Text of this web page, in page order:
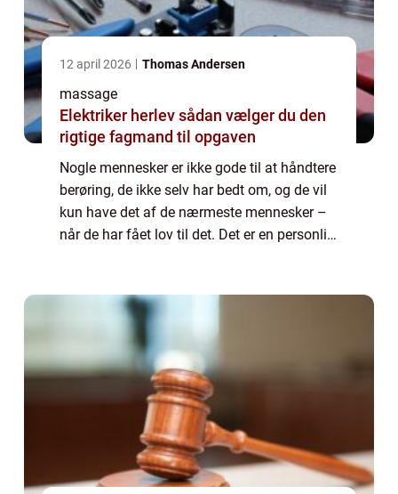
12 april 2026 Thomas Andersen
massage
Elektriker herlev sådan vælger du den
rigtige fagmand til opgaven
Nogle mennesker er ikke gode til at håndtere
berøring, de ikke selv har bedt om, og de vil
kun have det af de nærmeste mennesker –
når de har fået lov til det. Det er en personlig